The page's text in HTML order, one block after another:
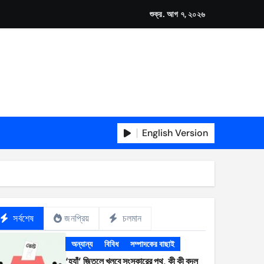
শুক্র. আগ ৭, ২০২৬
English Version
সর্বশেষ জনপ্রিয় চলমান
অন্যান্য বিবিধ সম্পাদকের বাছাই
‘হ্যাঁ’ জিতলে খুলবে সংস্কারের পথ, কী কী বদল